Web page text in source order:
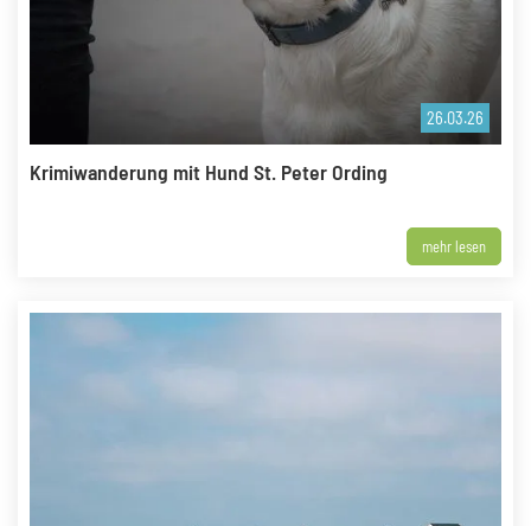
26.03.26
Krimiwanderung mit Hund St. Peter Ording
mehr lesen